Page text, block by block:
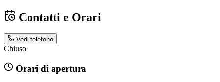
Contatti e Orari
Vedi telefono
Chiuso
Orari di apertura